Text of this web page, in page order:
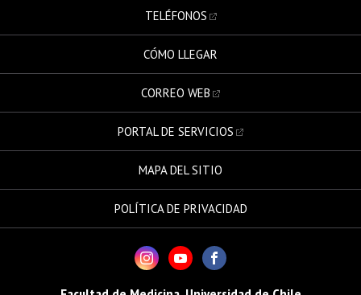
TELÉFONOS
CÓMO LLEGAR
CORREO WEB
PORTAL DE SERVICIOS
MAPA DEL SITIO
POLÍTICA DE PRIVACIDAD